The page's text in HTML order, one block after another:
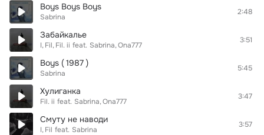
Boys Boys Boys
Sabrina
2:48
Забайкалье
I Fil Fil. ii feat. Sabrina Ona777
3:51
Boys ( 1987 )
Sabrina
5:45
Хулиганка
Fil. ii feat. Sabrina Ona777
3:47
Смуту не наводи
I Fil feat. Sabrina
3:57